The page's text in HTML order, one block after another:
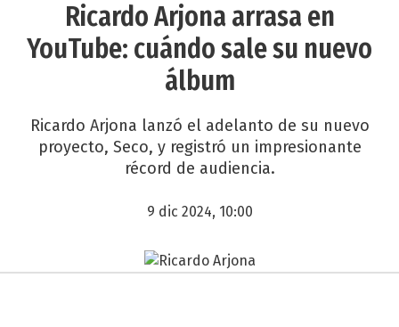
Ricardo Arjona arrasa en
YouTube: cuándo sale su nuevo
álbum
Ricardo Arjona lanzó el adelanto de su nuevo
proyecto, Seco, y registró un impresionante
récord de audiencia.
9 dic 2024, 10:00